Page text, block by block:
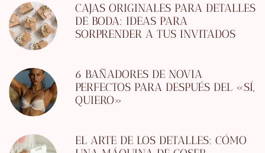
CAJAS ORIGINALES PARA DETALLES
DE BODA: IDEAS PARA
SORPRENDER A TUS INVITADOS
6 BAÑADORES DE NOVIA
PERFECTOS PARA DESPUÉS DEL «SÍ,
QUIERO»
EL ARTE DE LOS DETALLES: CÓMO